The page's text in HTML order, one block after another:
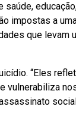
saúde,
impostas a
que levam
“Eles
vulnerabiliza